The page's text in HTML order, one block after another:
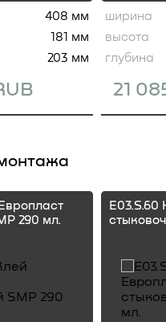
408 мм
181 мм
203 мм
21
ширина
высота
глубина
290 мл.
E03.S.60